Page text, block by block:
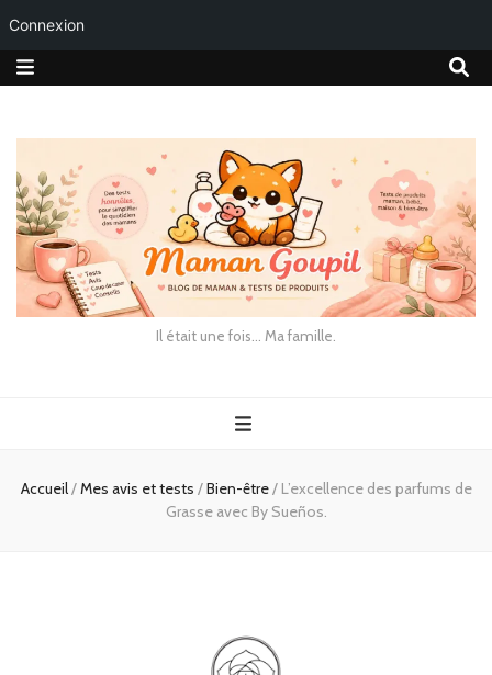
Connexion
Il était une fois… Ma famille.
Accueil/Mes avis et tests /Bien-être/ L’excellence des parfums de
Grasse avec By Sueños.